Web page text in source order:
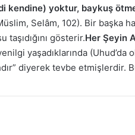
kendine) yoktur, baykuş
Selâm, 102). Bir başka
gösterir.Her Şeyin
yaşadıklarında (Uhud’da
diyerek tevbe etmişlerdir.